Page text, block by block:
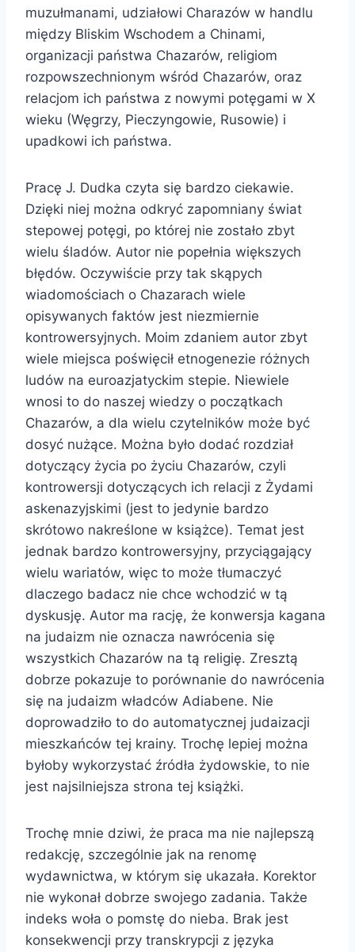
muzułmanami, udziałowi Charazów w handlu
między Bliskim Wschodem a Chinami,
organizacji państwa Chazarów, religiom
rozpowszechnionym wśród Chazarów, oraz
relacjom ich państwa z nowymi potęgami w X
wieku (Węgrzy, Pieczyngowie, Rusowie) i
upadkowi ich państwa.
Pracę J. Dudka czyta się bardzo ciekawie.
Dzięki niej można odkryć zapomniany świat
stepowej potęgi, po której nie zostało zbyt
wielu śladów. Autor nie popełnia większych
błędów. Oczywiście przy tak skąpych
wiadomościach o Chazarach wiele
opisywanych faktów jest niezmiernie
kontrowersyjnych. Moim zdaniem autor zbyt
wiele miejsca poświęcił etnogenezie różnych
ludów na euroazjatyckim stepie. Niewiele
wnosi to do naszej wiedzy o początkach
Chazarów, a dla wielu czytelników może być
dosyć nużące. Można było dodać rozdział
dotyczący życia po życiu Chazarów, czyli
kontrowersji dotyczących ich relacji z Żydami
askenazyjskimi (jest to jedynie bardzo
skrótowo nakreślone w książce). Temat jest
jednak bardzo kontrowersyjny, przyciągający
wielu wariatów, więc to może tłumaczyć
dlaczego badacz nie chce wchodzić w tą
dyskusję. Autor ma rację, że konwersja kagana
na judaizm nie oznacza nawrócenia się
wszystkich Chazarów na tą religię. Zresztą
dobrze pokazuje to porównanie do nawrócenia
się na judaizm władców Adiabene. Nie
doprowadziło to do automatycznej judaizacji
mieszkańców tej krainy. Trochę lepiej można
byłoby wykorzystać źródła żydowskie, to nie
jest najsilniejsza strona tej książki.
Trochę mnie dziwi, że praca ma nie najlepszą
redakcję, szczególnie jak na renomę
wydawnictwa, w którym się ukazała. Korektor
nie wykonał dobrze swojego zadania. Także
indeks woła o pomstę do nieba. Brak jest
konsekwencji przy transkrypcji z języka